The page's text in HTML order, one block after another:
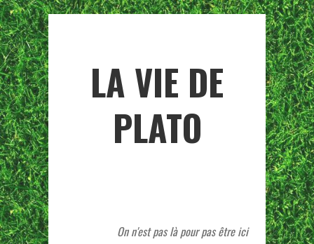
LA VIE DE
PLATO
On n'est pas là pour pas être ici